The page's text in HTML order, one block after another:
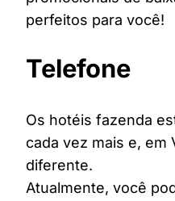
perfeitos para você!
Telefone
Os hotéis fazenda
cada vez mais e, em
diferente.
Atualmente, você